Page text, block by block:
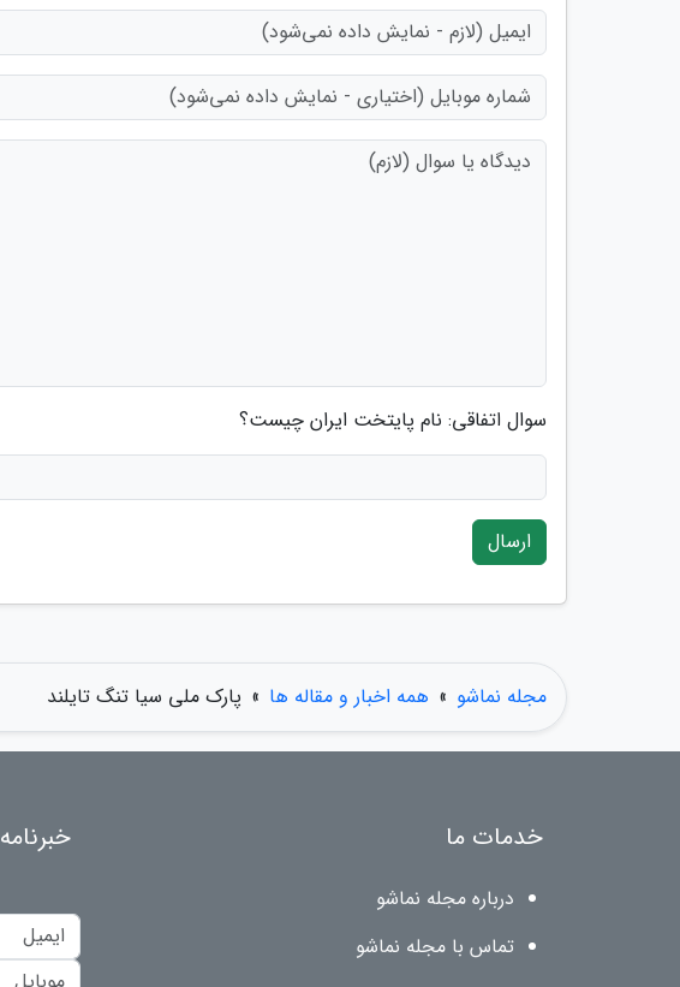
سوال اتفاقی: نام پایتخت ایران چیست؟
ارسال
مجله نماشو » همه اخبار و مقاله ها » پارک ملی سیا تنگ تایلند
خدمات ما
درباره مجله نماشو
تماس با مجله نماشو
خبرنامه